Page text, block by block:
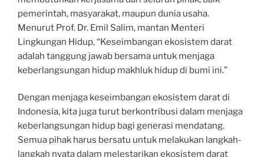
pemerintah, masyarakat, maupun dunia usaha.
Menurut Prof. Dr. Emil Salim, mantan Menteri
Lingkungan Hidup, “Keseimbangan ekosistem darat
adalah tanggung jawab bersama untuk menjaga
keberlangsungan hidup makhluk hidup di bumi ini.”
Dengan menjaga keseimbangan ekosistem darat di
Indonesia, kita juga turut berkontribusi dalam menjaga
keberlangsungan hidup bagi generasi mendatang.
Semua pihak harus bersatu untuk melakukan langkah-
langkah nyata dalam melestarikan ekosistem darat